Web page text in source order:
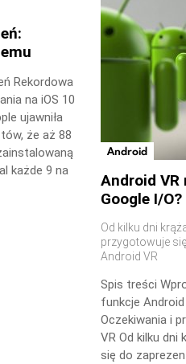
Rekordowa
na iOS 10
ujawniła
że aż 88
każde 9 na
Android
Android VR
Google I/O?
Od kilku dni
przygotowuje
Android VR
Spis treści
funkcje
Oczekiwania i
VR Od kilku dni
się do